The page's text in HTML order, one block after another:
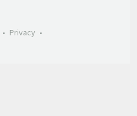
Privacy